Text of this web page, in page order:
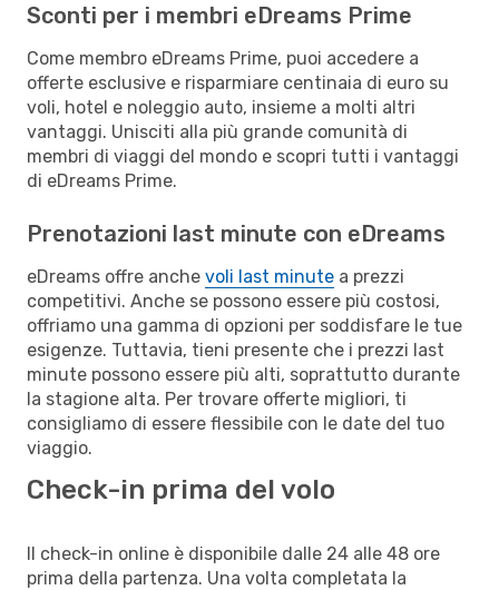
Sconti per i membri eDreams Prime
Come membro eDreams Prime, puoi accedere a
offerte esclusive e risparmiare centinaia di euro su
voli, hotel e noleggio auto, insieme a molti altri
vantaggi. Unisciti alla più grande comunità di
membri di viaggi del mondo e scopri tutti i vantaggi
di eDreams Prime.
Prenotazioni last minute con eDreams
eDreams offre anche voli last minute a prezzi
competitivi. Anche se possono essere più costosi,
offriamo una gamma di opzioni per soddisfare le tue
esigenze. Tuttavia, tieni presente che i prezzi last
minute possono essere più alti, soprattutto durante
la stagione alta. Per trovare offerte migliori, ti
consigliamo di essere flessibile con le date del tuo
viaggio.
Check-in prima del volo
Il check-in online è disponibile dalle 24 alle 48 ore
prima della partenza. Una volta completata la